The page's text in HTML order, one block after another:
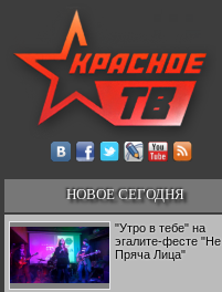
НОВОЕ СЕГОДНЯ
"Утро в тебе" на
эгалите-фесте "Не
Пряча Лица"